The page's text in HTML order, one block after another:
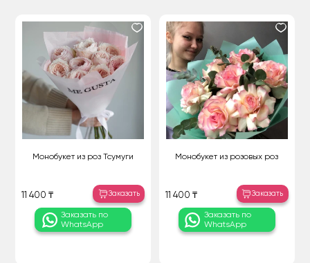
Монобукет из роз Тсумуги
11 400 ₸ Заказать
Заказать по
WhatsApp
Монобукет из розовых роз
11 400 ₸ Заказать
Заказать по
WhatsApp